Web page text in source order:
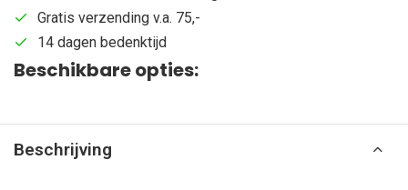
Gratis verzending v.a. 75,-
14 dagen bedenktijd
Beschikbare opties:
Beschrijving